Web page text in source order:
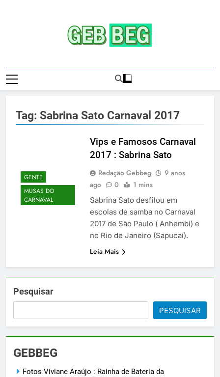
Gebbeg | Ensaio
Sensual | Sexo |
Apostas E
Casinos
Onlineios
Fotográficos
Casas De Apostas E Casinos Online |
Comportamento E Relacionamento |
Relacionamento | Casas De Apostas E
Casino Online |Musas Brasileiras | Fotos
Sensuais | Ensaios Fotográficos ! Gebbeg
People! Musas Brasileiras Sexy Gebbeg
Tag: Sabrina Sato Carnaval 2017
GENTE
MUSAS DO
CARNAVAL
Vips e Famosos Carnaval
2017 : Sabrina Sato
Redação Gebbeg
9 anos
ago
0 1 mins
Sabrina Sato desfilou em
escolas de samba no Carnaval
2017 de São Paulo ( Anhembi) e
no Rio de Janeiro (Sapucaí).
Leia Mais
Pesquisar
PESQUISAR
GEBBEG
Fotos Viviane Araújo : Rainha de Bateria da